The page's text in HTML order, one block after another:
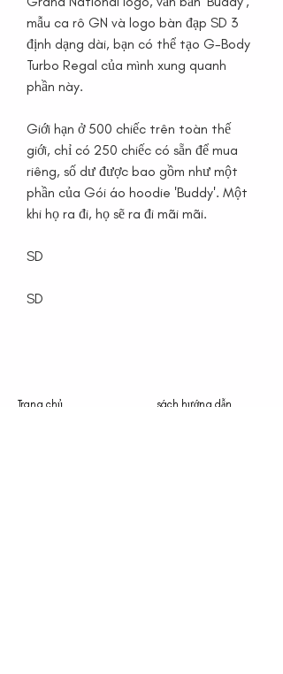
mẫu ca rô GN và logo bàn đạp SD 3
định dạng dài, bạn có thể tạo G-Body
Turbo Regal của mình xung quanh
phần này.
Giới hạn ở 500 chiếc trên toàn thế
giới, chỉ có 250 chiếc có sẵn để mua
riêng, số dư được bao gồm như một
phần của Gói áo hoodie 'Buddy'. Một
khi họ ra đi, họ sẽ ra đi mãi mãi.
SD
SD
Trang chủ sách hướng dẫn